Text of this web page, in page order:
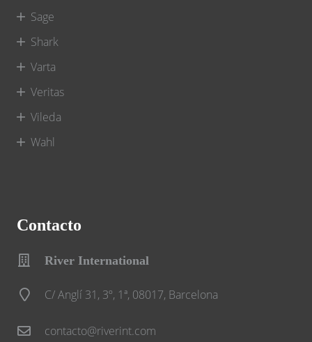
Sage
Shark
Varta
Veritas
Vileda
Wahl
Contacto
River International
C/ Anglí 31, 3º, 1ª, 08017, Barcelona
contacto@riverint.com